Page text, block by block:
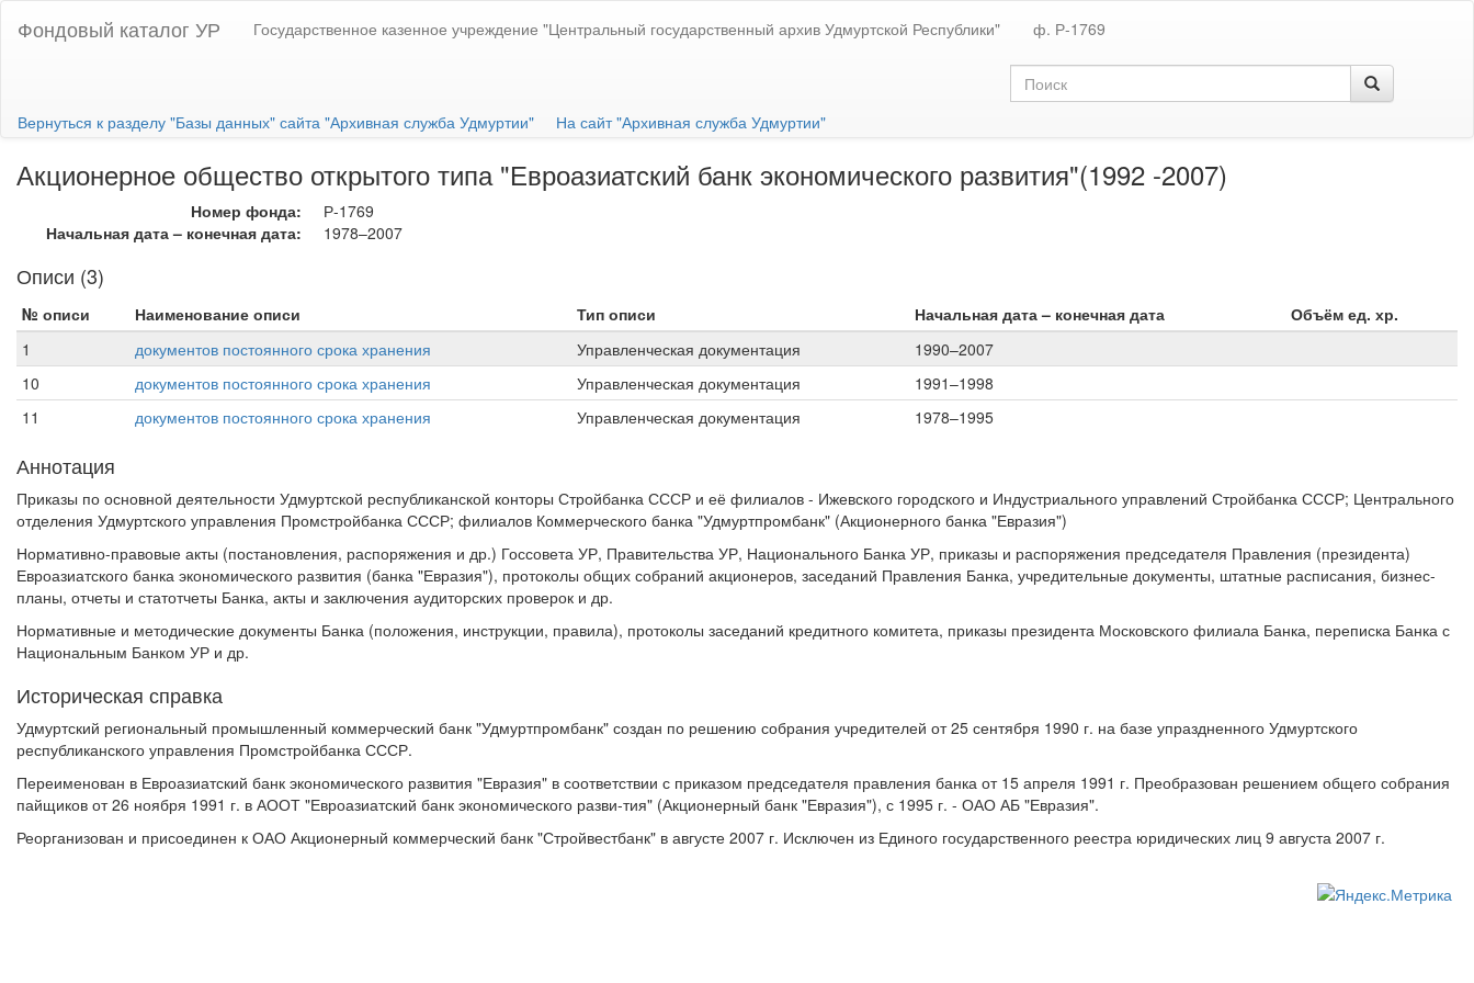
Фондовый каталог УР Государственное казенное учреждение "Центральный государственный архив Удмуртской Республики" ф. Р-1769
Вернуться к разделу "Базы данных" сайта "Архивная служба Удмуртии" На сайт "Архивная служба Удмуртии"
Акционерное общество открытого типа "Евроазиатский банк экономического развития"(1992 -2007)
Номер фонда:
Р-1769
Начальная дата – конечная дата:
1978–2007
Описи (3)
№ описи Наименование описи Тип описи Начальная дата – конечная дата
Объём ед. хр.
1
документов постоянного срока хранения Управленческая документация
1990–2007
10
документов постоянного срока хранения Управленческая документация
1991–1998
11
документов постоянного срока хранения Управленческая документация 1978–1995
Аннотация
Приказы по основной деятельности Удмуртской республиканской конторы Стройбанка СССР и её филиалов - Ижевского городского и Индустриального управлений Стройбанка СССР; Центрального
отделения Удмуртского управления Промстройбанка СССР; филиалов Коммерческого банка "Удмуртпромбанк" (Акционерного банка "Евразия")
Нормативно-правовые акты (постановления, распоряжения и др.) Госсовета УР, Правительства УР, Национального Банка УР, приказы и распоряжения председателя Правления (президента)
Евроазиатского банка экономического развития (банка "Евразия"), протоколы общих собраний акционеров, заседаний Правления Банка, учредительные документы, штатные расписания, бизнес-
планы, отчеты и статотчеты Банка, акты и заключения аудиторских проверок и др.
Нормативные и методические документы Банка (положения, инструкции, правила), протоколы заседаний кредитного комитета, приказы президента Московского филиала Банка, переписка Банка с
Национальным Банком УР и др.
Историческая справка
Удмуртский региональный промышленный коммерческий банк "Удмуртпромбанк" создан по решению собрания учредителей от 25 сентября 1990 г. на базе упраздненного Удмуртского
республиканского управления Промстройбанка СССР.
Переименован в Евроазиатский банк экономического развития "Евразия" в соответствии с приказом председателя правления банка от 15 апреля 1991 г. Преобразован решением общего собрания
пайщиков от 26 ноября 1991 г. в АООТ "Евроазиатский банк экономического разви-тия" (Акционерный банк "Евразия"), с 1995 г. - ОАО АБ "Евразия".
Реорганизован и присоединен к ОАО Акционерный коммерческий банк "Стройвестбанк" в августе 2007 г. Исключен из Единого государственного реестра юридических лиц 9 августа 2007 г.